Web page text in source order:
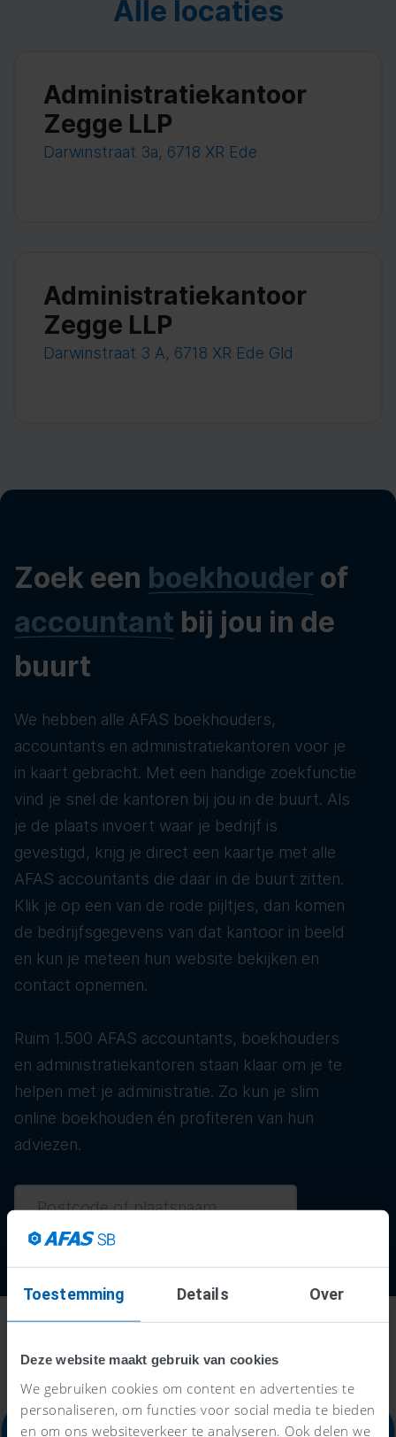
Toestemming Details Over
Deze website maakt gebruik van cookies
We gebruiken cookies om content en advertenties te
personaliseren, om functies voor social media te bieden
en om ons websiteverkeer te analyseren. Ook delen we
Alle locaties
Administratiekantoor
Zegge LLP
Darwinstraat 3a, 6718 XR Ede
Administratiekantoor
Zegge LLP
Darwinstraat 3 A, 6718 XR Ede Gld
Zoek een boekhouder of
accountant bij jou in de
buurt
We hebben alle AFAS boekhouders,
accountants en administratiekantoren voor je
in kaart gebracht. Met een handige zoekfunctie
vind je snel de kantoren bij jou in de buurt. Als
je de plaats invoert waar je bedrijf is
gevestigd, krijg je direct een kaartje met alle
AFAS accountants die daar in de buurt zitten.
Klik je op een van de rode pijltjes, dan komen
de bedrijfsgegevens van dat kantoor in beeld
en kun je meteen hun website bekijken en
contact opnemen.
Ruim 1.500 AFAS accountants, boekhouders
en administratiekantoren staan klaar om je te
helpen met je administratie. Zo kun je slim
online boekhouden én profiteren van hun
adviezen.